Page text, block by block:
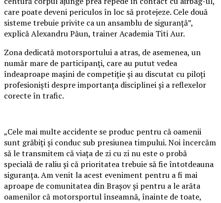
care poate deveni periculos în loc să protejeze. Cele două
sisteme trebuie privite ca un ansamblu de siguranță”,
explică Alexandru Păun, trainer Academia Titi Aur.
Zona dedicată motorsportului a atras, de asemenea, un
număr mare de participanți, care au putut vedea
îndeaproape mașini de competiție și au discutat cu piloți
profesioniști despre importanța disciplinei și a reflexelor
corecte în trafic.
„Cele mai multe accidente se produc pentru că oamenii
sunt grăbiți și conduc sub presiunea timpului. Noi încercăm
să le transmitem că viața de zi cu zi nu este o probă
specială de raliu și că prioritatea trebuie să fie întotdeauna
siguranța. Am venit la acest eveniment pentru a fi mai
aproape de comunitatea din Brașov și pentru a le arăta
oamenilor că motorsportul înseamnă, înainte de toate,